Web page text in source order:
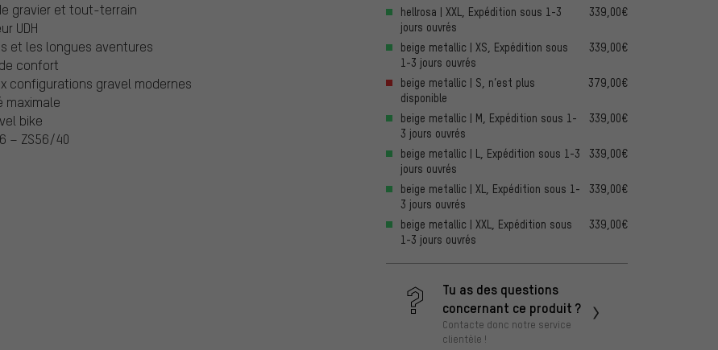
gravier et tout-terrain
UDH
et les longues aventures
confort
configurations gravel modernes
maximale
bike
– ZS56/40
hellrosa | XXL, Expédition sous 1-3
jours ouvrés
339,00€
beige metallic | XS, Expédition sous
1-3 jours ouvrés
339,00€
beige metallic | S, n’est plus
disponible
379,00€
beige metallic | M, Expédition sous 1-
3 jours ouvrés
339,00€
beige metallic | L, Expédition sous 1-3
jours ouvrés
339,00€
beige metallic | XL, Expédition sous 1-
3 jours ouvrés
339,00€
beige metallic | XXL, Expédition sous
1-3 jours ouvrés
339,00€
Tu as des questions
concernant ce produit ?
Contacte donc notre service
clientèle !